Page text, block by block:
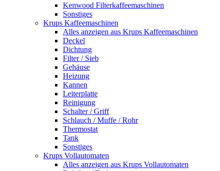
Kenwood Filterkaffeemaschinen
Sonstiges
Krups Kaffeemaschinen
Alles anzeigen aus Krups Kaffeemaschinen
Deckel
Dichtung
Filter / Sieb
Gehäuse
Heizung
Kannen
Leiterplatte
Reinigung
Schalter / Griff
Schlauch / Muffe / Rohr
Thermostat
Tank
Sonstiges
Krups Vollautomaten
Alles anzeigen aus Krups Vollautomaten